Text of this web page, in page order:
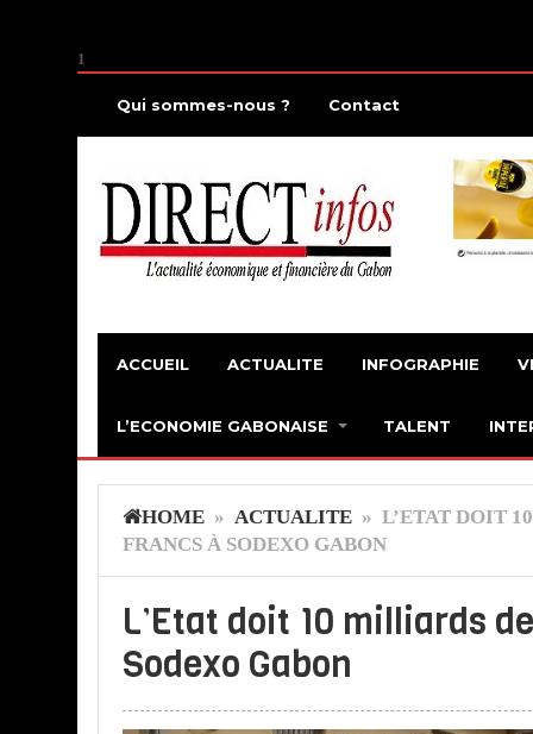
1
Qui sommes-nous ? Contact
ACCUEIL ACTUALITE INFOGRAPHIE
L’ECONOMIE GABONAISE TALENT
HOME » ACTUALITE » L’ETAT DOIT
FRANCS À SODEXO GABON
L’Etat doit 10 milliards
Sodexo Gabon